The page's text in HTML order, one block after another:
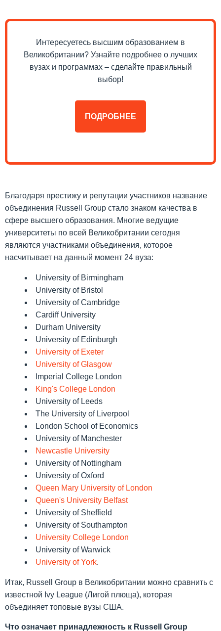
Интересуетесь высшим образованием в
Великобритании? Узнайте подробнее о лучших
вузах и программах – сделайте правильный
выбор!
ПОДРОБНЕЕ
Благодаря престижу и репутации участников название
объединения Russell Group стало знаком качества в
сфере высшего образования. Многие ведущие
университеты по всей Великобритании сегодня
являются участниками объединения, которое
насчитывает на данный момент 24 вуза:
University of Birmingham
University of Bristol
University of Cambridge
Cardiff University
Durham University
University of Edinburgh
University of Exeter
University of Glasgow
Imperial College London
King's College London
University of Leeds
The University of Liverpool
London School of Economics
University of Manchester
Newcastle University
University of Nottingham
University of Oxford
Queen Mary University of London
Queen's University Belfast
University of Sheffield
University of Southampton
University College London
University of Warwick
University of York.
Итак, Russell Group в Великобритании можно сравнить с
известной Ivy League (Лигой плюща), которая
объединяет топовые вузы США.
Что означает принадлежность к Russell Group